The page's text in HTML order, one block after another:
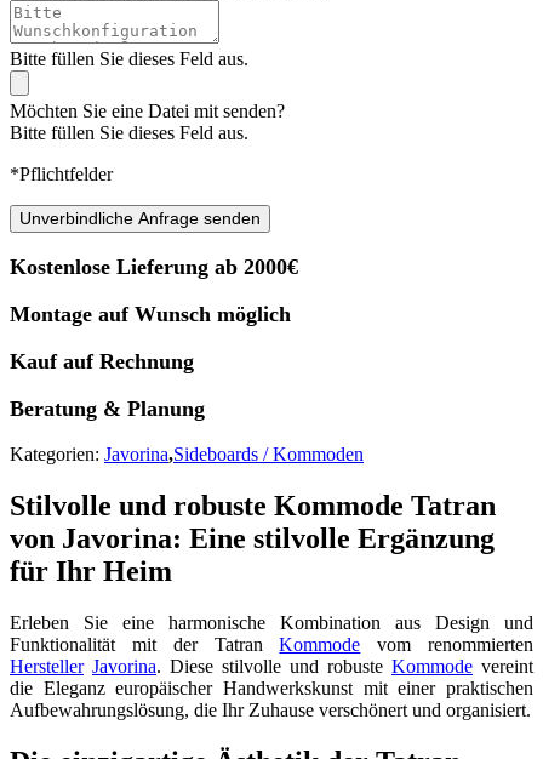
Bitte füllen Sie dieses Feld aus.
Möchten Sie eine Datei mit senden?
Bitte füllen Sie dieses Feld aus.
*Pflichtfelder
Unverbindliche Anfrage senden
Kostenlose Lieferung ab 2000€
Montage auf Wunsch möglich
Kauf auf Rechnung
Beratung & Planung
Kategorien: Javorina,Sideboards / Kommoden
Stilvolle und robuste Kommode Tatran
von Javorina: Eine stilvolle Ergänzung
für Ihr Heim
Erleben Sie eine harmonische Kombination aus Design und
Funktionalität mit der TatranKommode vom renommierten
Hersteller Javorina. Diese stilvolle und robuste Kommode vereint
die Eleganz europäischer Handwerkskunst mit einer praktischen
Aufbewahrungslösung, die Ihr Zuhause verschönert und organisiert.